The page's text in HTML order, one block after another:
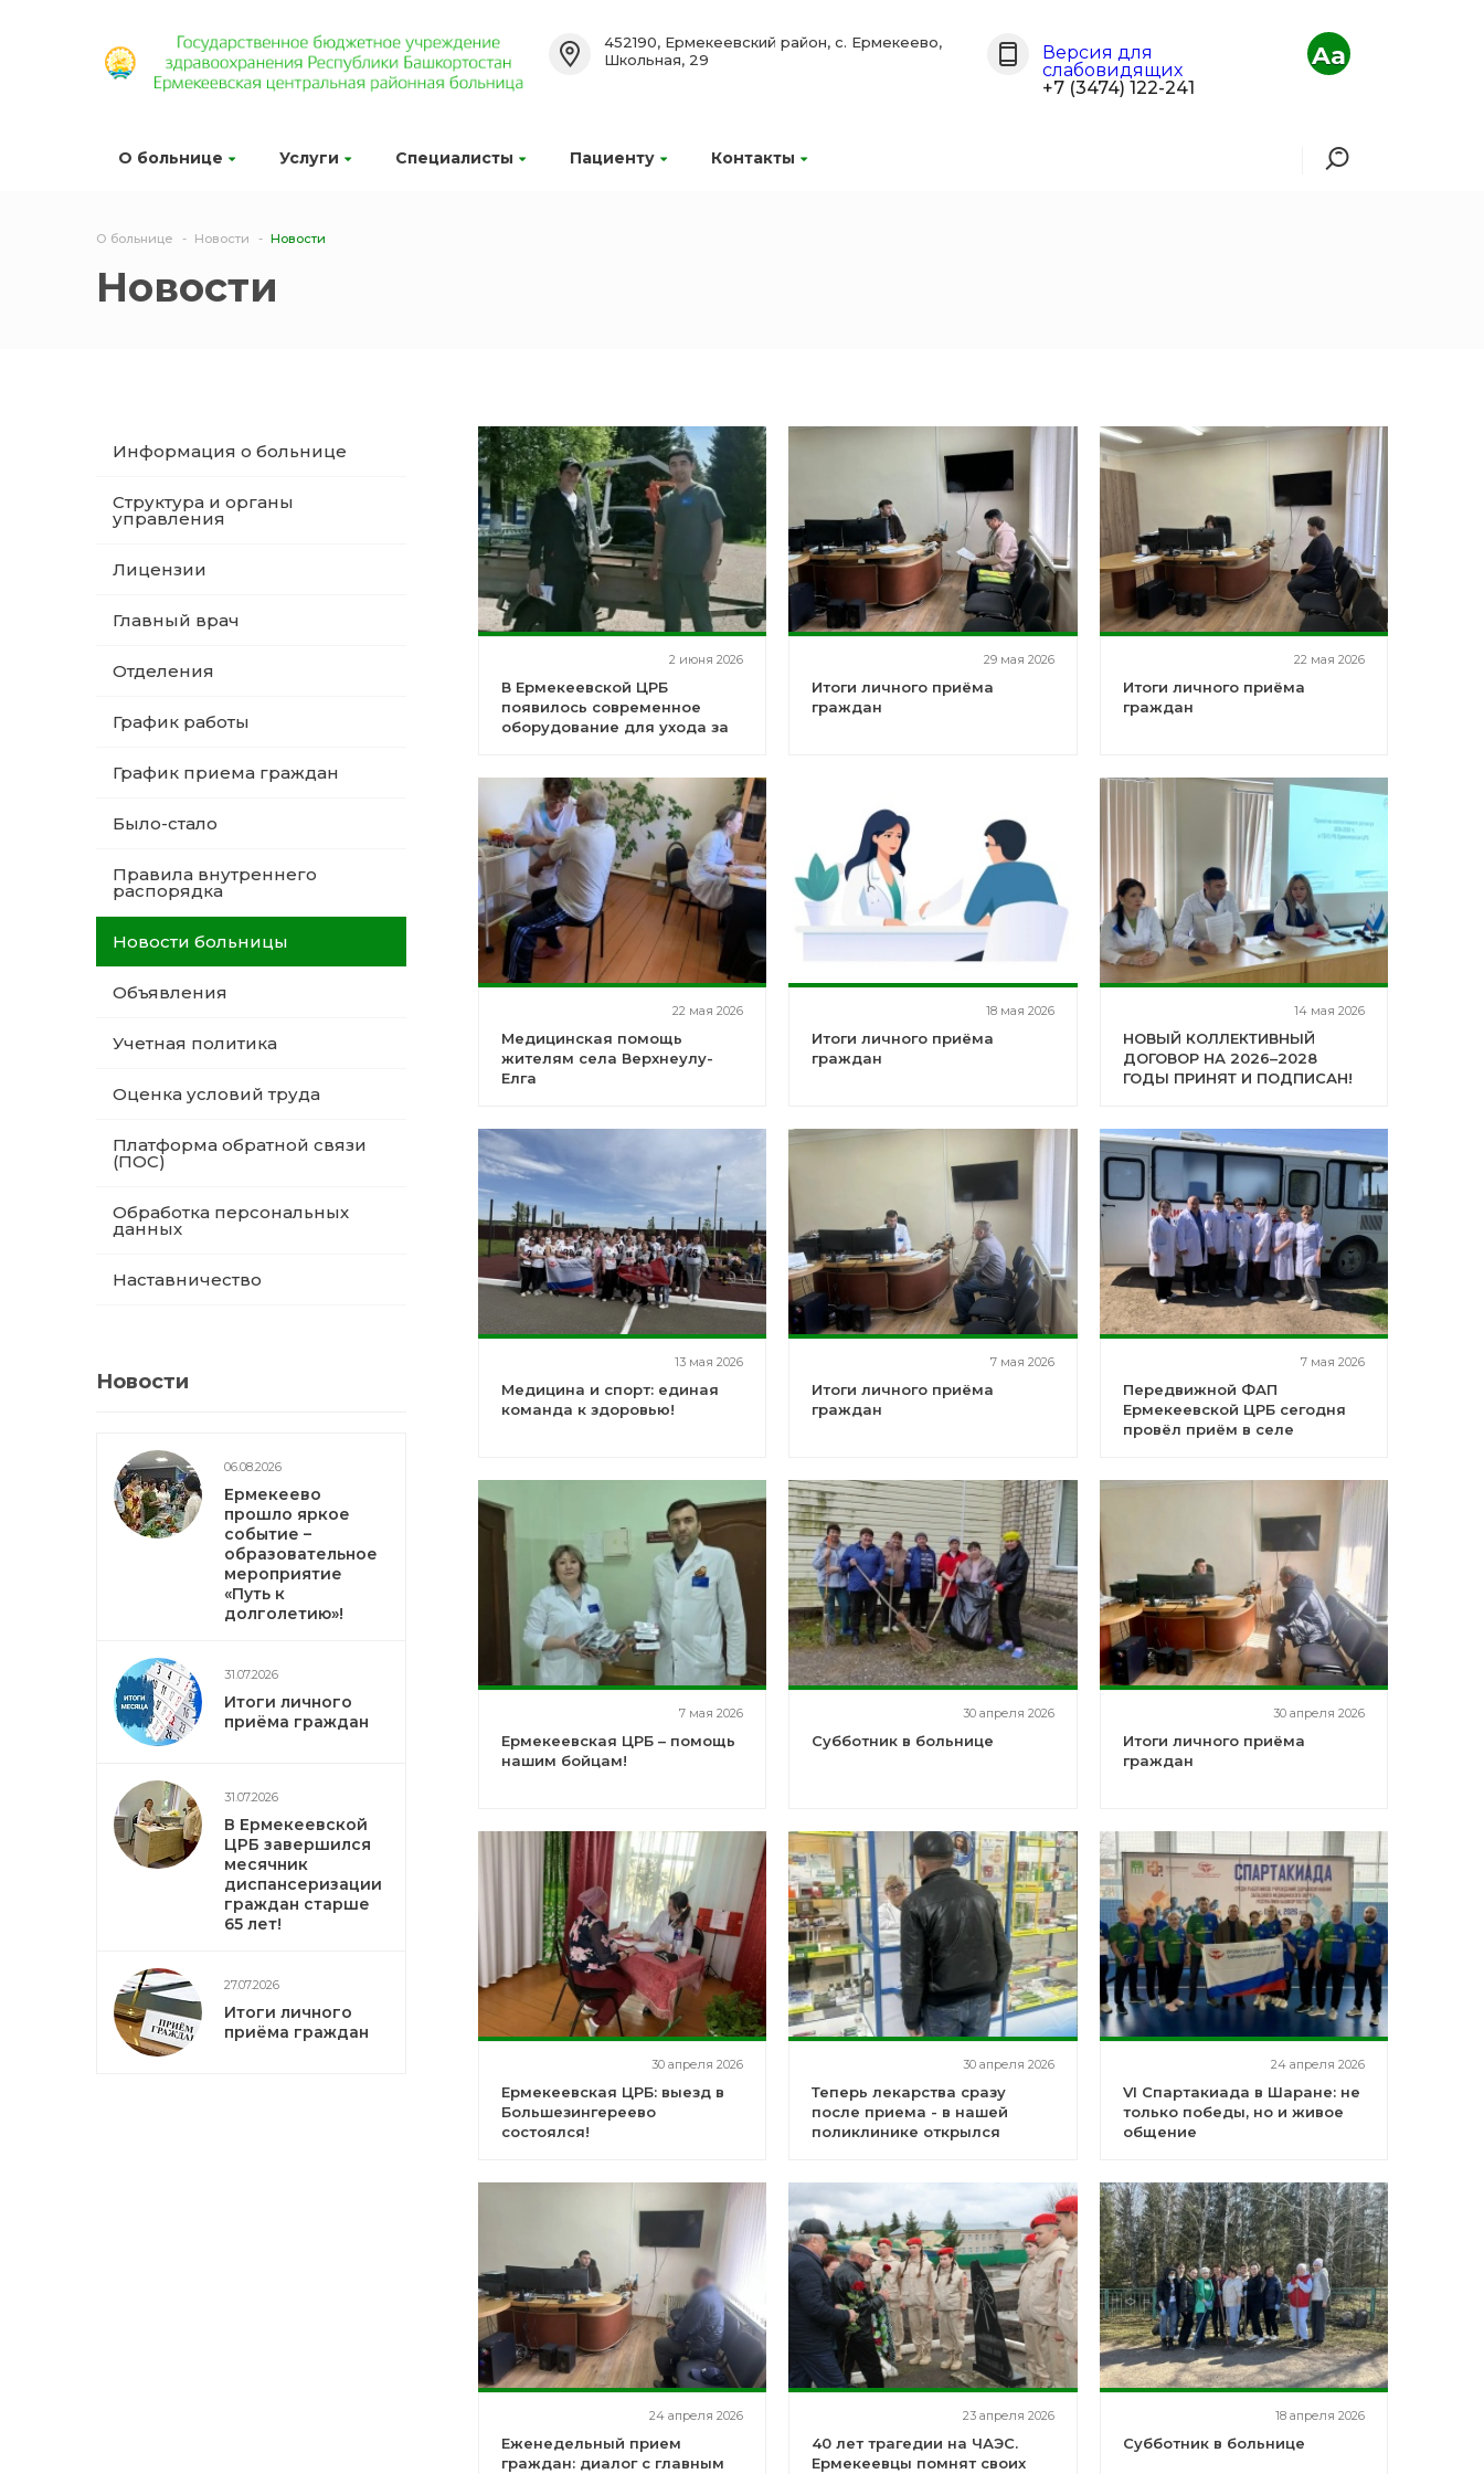
О больнице Услуги Специалисты Пациенту Контакты
452190, Ермекеевский район, с. Ермекеево,
Школьная, 29
Версия для
слабовидящих
+7 (3474) 122-241
Aa
О больнице Новости Новости
Новости
Информация о больнице
Структура и органы
управления
Лицензии
Главный врач
Отделения
График работы
График приема граждан
Было-стало
Правила внутреннего
распорядка
Новости больницы
Объявления
Учетная политика
Оценка условий труда
Платформа обратной связи
(ПОС)
Обработка персональных
данных
Наставничество
Новости
06.08.2026
Ермекеево
прошло яркое
событие –
образовательное
мероприятие
«Путь к
долголетию»!
31.07.2026
Итоги личного
приёма граждан
31.07.2026
В Ермекеевской
ЦРБ завершился
месячник
диспансеризации
граждан старше
65 лет!
27.07.2026
Итоги личного
приёма граждан
2 июня 2026
В Ермекеевской ЦРБ
появилось современное
оборудование для ухода за
29 мая 2026
Итоги личного приёма
граждан
22 мая 2026
Итоги личного приёма
граждан
22 мая 2026
Медицинская помощь
жителям села Верхнеулу-
Елга
18 мая 2026
Итоги личного приёма
граждан
14 мая 2026
НОВЫЙ КОЛЛЕКТИВНЫЙ
ДОГОВОР НА 2026–2028
ГОДЫ ПРИНЯТ И ПОДПИСАН!
13 мая 2026
Медицина и спорт: единая
команда к здоровью!
7 мая 2026
Итоги личного приёма
граждан
7 мая 2026
Передвижной ФАП
Ермекеевской ЦРБ сегодня
провёл приём в селе
7 мая 2026
Ермекеевская ЦРБ – помощь
нашим бойцам!
30 апреля 2026
Субботник в больнице
30 апреля 2026
Итоги личного приёма
граждан
30 апреля 2026
Ермекеевская ЦРБ: выезд в
Большезингереево
состоялся!
30 апреля 2026
Теперь лекарства сразу
после приема - в нашей
поликлинике открылся
24 апреля 2026
VI Спартакиада в Шаране: не
только победы, но и живое
общение
24 апреля 2026
Еженедельный прием
граждан: диалог с главным
23 апреля 2026
40 лет трагедии на ЧАЭС.
Ермекеевцы помнят своих
18 апреля 2026
Субботник в больнице